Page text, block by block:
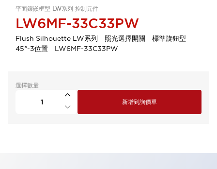
平面鑲嵌框型 LW系列 控制元件
LW6MF-33C33PW
Flush Silhouette LW系列 照光選擇開關 標準旋鈕型
45°-3位置 LW6MF-33C33PW
選擇數量
新增到詢價單